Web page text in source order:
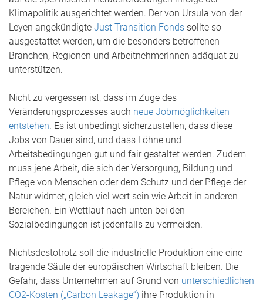
Klimapolitik ausgerichtet werden. Der von Ursula von der
Leyen angekündigte Just Transition Fonds sollte so
ausgestattet werden, um die besonders betroffenen
Branchen, Regionen und ArbeitnehmerInnen adäquat zu
unterstützen.
Nicht zu vergessen ist, dass im Zuge des
Veränderungsprozesses auch neue Jobmöglichkeiten
entstehen. Es ist unbedingt sicherzustellen, dass diese
Jobs von Dauer sind, und dass Löhne und
Arbeitsbedingungen gut und fair gestaltet werden. Zudem
muss jene Arbeit, die sich der Versorgung, Bildung und
Pflege von Menschen oder dem Schutz und der Pflege der
Natur widmet, gleich viel wert sein wie Arbeit in anderen
Bereichen. Ein Wettlauf nach unten bei den
Sozialbedingungen ist jedenfalls zu vermeiden.
Nichtsdestotrotz soll die industrielle Produktion eine eine
tragende Säule der europäischen Wirtschaft bleiben. Die
Gefahr, dass Unternehmen auf Grund von unterschiedlichen
CO2-Kosten („Carbon Leakage“) ihre Produktion in